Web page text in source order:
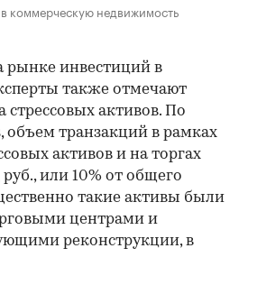
коммерческую недвижимость
рынке инвестиций в
также отмечают
стрессовых активов. По
транзакций в рамках
активов и на торгах
или 10% от общего
такие активы были
центрами и
реконструкции, в